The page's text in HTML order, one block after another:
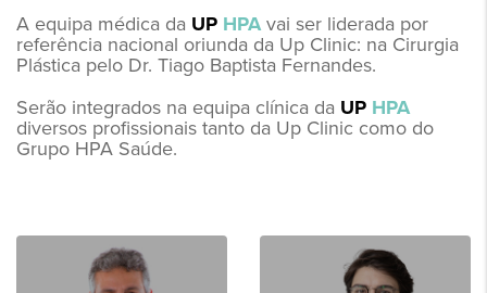
A equipa médica da UP HPA vai ser liderada por
referência nacional oriunda da Up Clinic: na Cirurgia
Plástica pelo Dr. Tiago Baptista Fernandes.
Serão integrados na equipa clínica da UP HPA
diversos profissionais tanto da Up Clinic como do
Grupo HPA Saúde.